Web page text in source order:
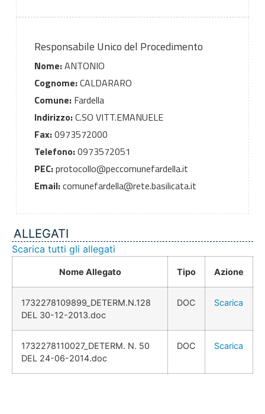
Responsabile Unico del Procedimento
Nome:ANTONIO
Cognome:CALDARARO
Comune:Fardella
Indirizzo:C.SO VITT.EMANUELE
Fax:0973572000
Telefono:0973572051
PEC:protocollo@peccomunefardella.it
Email:comunefardella@rete.basilicata.it
ALLEGATI
Scarica tutti gli allegati
Nome Allegato Tipo Azione
1732278109899_DETERM.N.128
DEL 30-12-2013.doc
DOC Scarica
1732278110027_DETERM. N. 50
DEL 24-06-2014.doc
DOC Scarica